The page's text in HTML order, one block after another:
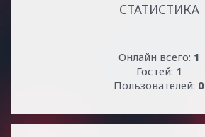
СТАТИСТИКА
Онлайн всего: 1
Гостей: 1
Пользователей: 0